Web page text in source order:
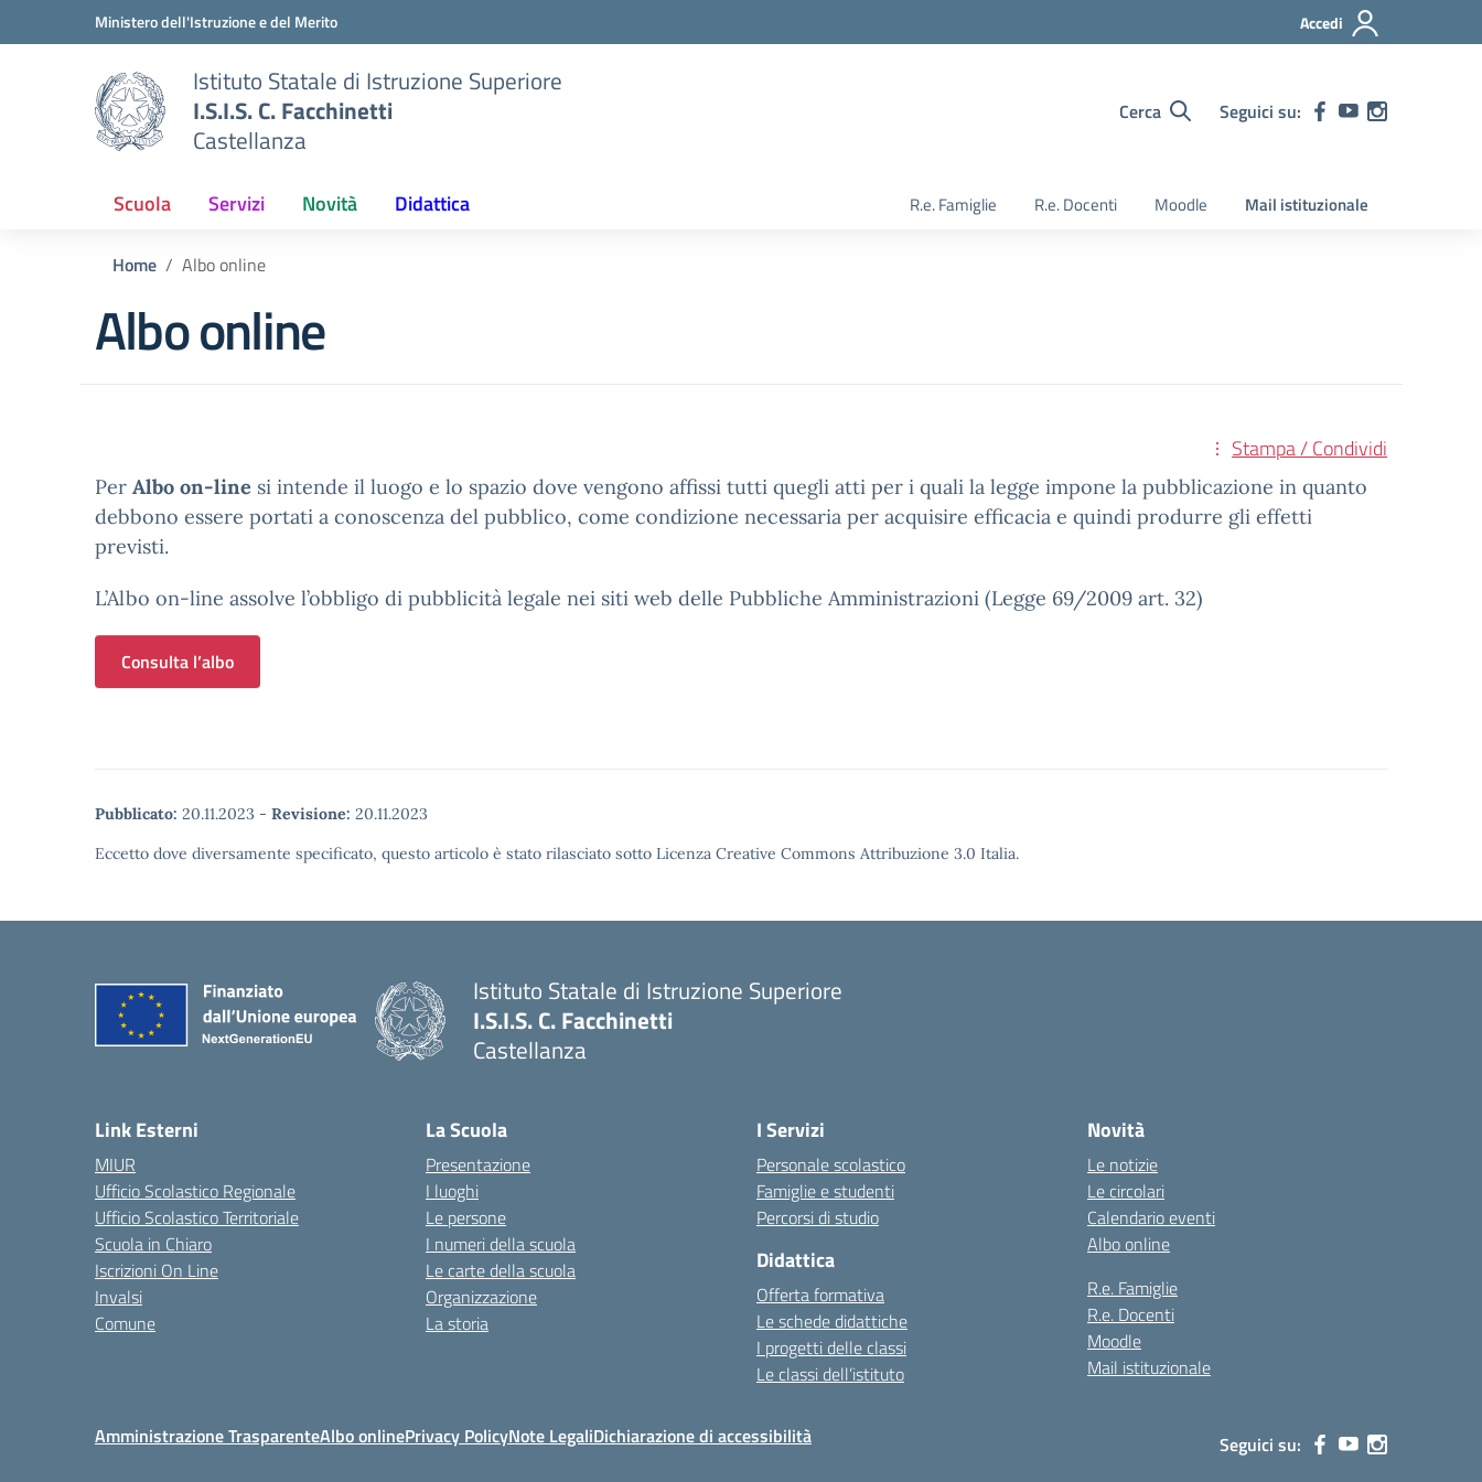
Vai ai contenuti
Vai al menu di navigazioneMinistero dell'Istruzione e del Merito Accedi
Istituto Statale di Istruzione Superiore
I.S.I.S. C. Facchinetti
Castellanza
Cerca Seguici su:
Scuola Servizi Novità Didattica R.e. Famiglie R.e. Docenti Moodle Mail istituzionale
Home Albo online
Albo online
Stampa / Condividi
Per Albo on-line si intende il luogo e lo spazio dove vengono affissi tutti quegli atti per i quali la legge impone la pubblicazione in quanto
debbono essere portati a conoscenza del pubblico, come condizione necessaria per acquisire efficacia e quindi produrre gli effetti
previsti.
L’Albo on-line assolve l’obbligo di pubblicità legale nei siti web delle Pubbliche Amministrazioni (Legge 69/2009 art. 32)
Consulta l’albo
Pubblicato: 20.11.2023 - Revisione: 20.11.2023
Eccetto dove diversamente specificato, questo articolo è stato rilasciato sotto Licenza Creative Commons Attribuzione 3.0 Italia.
Istituto Statale di Istruzione Superiore
I.S.I.S. C. Facchinetti
Castellanza
Link Esterni
MIUR
Ufficio Scolastico Regionale
Ufficio Scolastico Territoriale
Scuola in Chiaro
Iscrizioni On Line
Invalsi
Comune
La Scuola
Presentazione
I luoghi
Le persone
I numeri della scuola
Le carte della scuola
Organizzazione
La storia
I Servizi
Personale scolastico
Famiglie e studenti
Percorsi di studio
Didattica
Offerta formativa
Le schede didattiche
I progetti delle classi
Le classi dell’istituto
Novità
Le notizie
Le circolari
Calendario eventi
Albo online
R.e. Famiglie
R.e. Docenti
Moodle
Mail istituzionale
Amministrazione TrasparenteAlbo onlinePrivacy PolicyNote LegaliDichiarazione di accessibilità Seguici su: